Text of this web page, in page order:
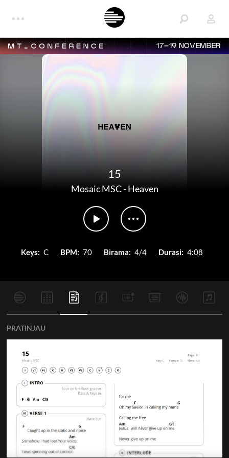
17–19 NOVEMBER
15
Mosaic MSC-Heaven
Keys: C BPM: 70 Birama: 4/4 Durasi: 4:08
PRATINJAU